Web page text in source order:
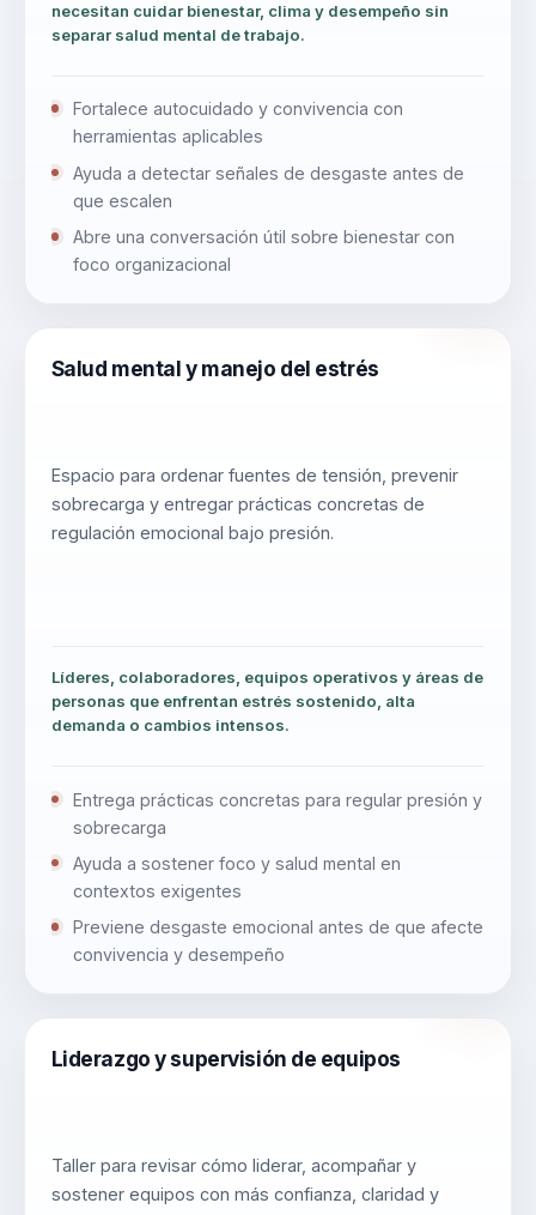
necesitan cuidar bienestar, clima y desempeño sin
separar salud mental de trabajo.
Fortalece autocuidado y convivencia con
herramientas aplicables
Ayuda a detectar señales de desgaste antes de
que escalen
Abre una conversación útil sobre bienestar con
foco organizacional
Salud mental y manejo del estrés
Espacio para ordenar fuentes de tensión, prevenir
sobrecarga y entregar prácticas concretas de
regulación emocional bajo presión.
Líderes, colaboradores, equipos operativos y áreas de
personas que enfrentan estrés sostenido, alta
demanda o cambios intensos.
Entrega prácticas concretas para regular presión y
sobrecarga
Ayuda a sostener foco y salud mental en
contextos exigentes
Previene desgaste emocional antes de que afecte
convivencia y desempeño
Liderazgo y supervisión de equipos
Taller para revisar cómo liderar, acompañar y
sostener equipos con más confianza, claridad y